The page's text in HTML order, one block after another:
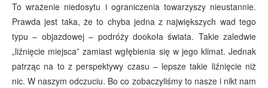
To wrażenie niedosytu i ograniczenia towarzyszy nieustannie.
Prawda jest taka, że to chyba jedna z największych wad tego
typu – objazdowej – podróży dookoła świata. Takie zaledwie
„liźnięcie miejsca” zamiast wgłębienia się w jego klimat. Jednak
patrząc na to z perspektywy czasu – lepsze takie liźnięcie niż
nic. W naszym odczuciu. Bo co zobaczyliśmy to nasze i nikt nam